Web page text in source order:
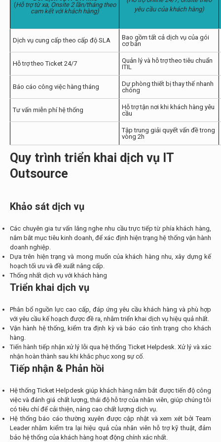
(Hỗ trợ từ xa, Onsite 2 lần/tháng theo
cam kết với khách hàng)
yêu cầu của khách hàng)
Dịch vụ cung cấp theo cấp độ SLA
Bao gồm tất cả dịch vụ của gói
cơ bản
Hỗ trợ theo Ticket 24/7
Quản lý và hỗ trợ theo tiêu chuẩn
ITIL
Báo cáo công việc hàng tháng
Dự phòng thiết bị thay thế nhanh
chóng
Tư vấn miễn phí hệ thống
Hỗ trợ tận nơi khi khách hàng yêu
cầu
Tập trung giải quyết vấn đề trong
vòng 2h
Quy trình triển khai dịch vụ IT
Outsource
Khảo sát dịch vụ
Các chuyên gia tư vấn lắng nghe nhu cầu trực tiếp từ phía khách hàng,
nắm bắt mục tiêu kinh doanh, để xác định hiện trạng hệ thống vận hành
doanh nghiệp.
Dựa trên hiện trạng và mong muốn của khách hàng nhu, xây dựng kế
hoạch tối ưu và đề xuất nâng cấp.
Thống nhất dịch vụ với khách hàng
Triển khai dịch vụ
Phân bổ nguồn lực cao cấp, đáp ứng yêu cầu khách hàng và phù hợp
với yêu cầu kế hoạch được đề ra, nhằm triển khai dịch vụ hiệu quả nhất.
Vận hành hệ thống, kiểm tra định kỳ và báo cáo tình trạng cho khách
hàng.
Tiến hành tiếp nhận xử lý lỗi qua hệ thống Ticket Helpdesk. Xử lý và xác
nhận hoàn thành sau khi khắc phục xong sự cố.
Tiếp nhận & Phản hồi
Hệ thống Ticket Helpdesk giúp khách hàng nắm bắt được tiến độ công
việc và đánh giá chất lượng, thái độ hỗ trợ của nhân viên, giúp chúng tôi
có tiêu chí để cải thiện, nâng cao chất lượng dịch vụ.
Hệ thống báo cáo thường xuyên được cập nhật và xem xét bởi Team
Leader nhằm kiểm tra lại hiệu quả của nhân viên hỗ trợ kỹ thuật, đảm
bảo hệ thống của khách hàng hoạt động chính xác nhất.